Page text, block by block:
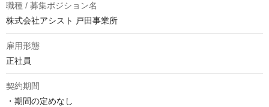
職種 / 募集ポジション名
株式会社アシスト 戸田事業所
雇用形態
正社員
契約期間
・期間の定めなし